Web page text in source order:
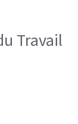
Travail